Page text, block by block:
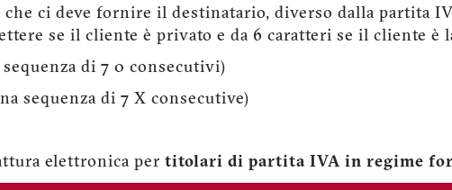
ci deve fornire il destinatario, diverso dalla partita
se il cliente è privato e da 6 caratteri se il cliente è
di 7 0 consecutivi)
sequenza di 7 X consecutive)
elettronica per titolari di partita IVA in regime